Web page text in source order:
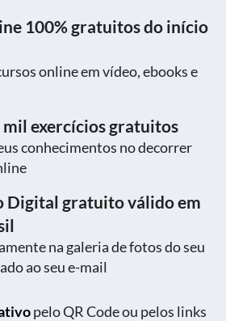
100% gratuitos do início
online em vídeo, ebooks e
mil exercícios gratuitos
conhecimentos no decorrer
Digital gratuito válido em
na galeria de fotos do seu
ao seu e-mail
pelo QR Code ou pelos links